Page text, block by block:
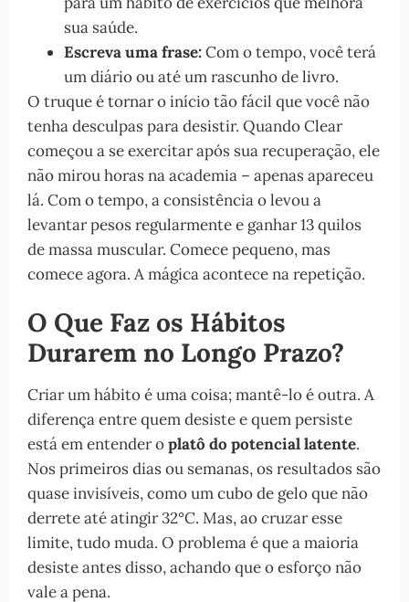
sua saúde.
Escreva uma frase:Com o tempo, você terá
um diário ou até um rascunho de livro.
O truque é tornar o início tão fácil que você não
tenha desculpas para desistir. Quando Clear
começou a se exercitar após sua recuperação, ele
não mirou horas na academia – apenas apareceu
lá. Com o tempo, a consistência o levou a
levantar pesos regularmente e ganhar 13 quilos
de massa muscular. Comece pequeno, mas
comece agora. A mágica acontece na repetição.
O Que Faz os Hábitos
Durarem no Longo Prazo?
Criar um hábito é uma coisa; mantê-lo é outra. A
diferença entre quem desiste e quem persiste
está em entender oplatô do potencial latente.
Nos primeiros dias ou semanas, os resultados são
quase invisíveis, como um cubo de gelo que não
derrete até atingir 32°C. Mas, ao cruzar esse
limite, tudo muda. O problema é que a maioria
desiste antes disso, achando que o esforço não
vale a pena.